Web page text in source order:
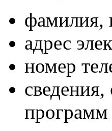
фамилия,
адрес
номер
программ